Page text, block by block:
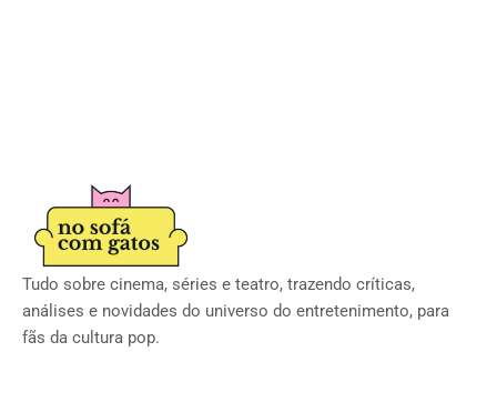
Tudo sobre cinema, séries e teatro, trazendo críticas,
análises e novidades do universo do entretenimento, para
fãs da cultura pop.